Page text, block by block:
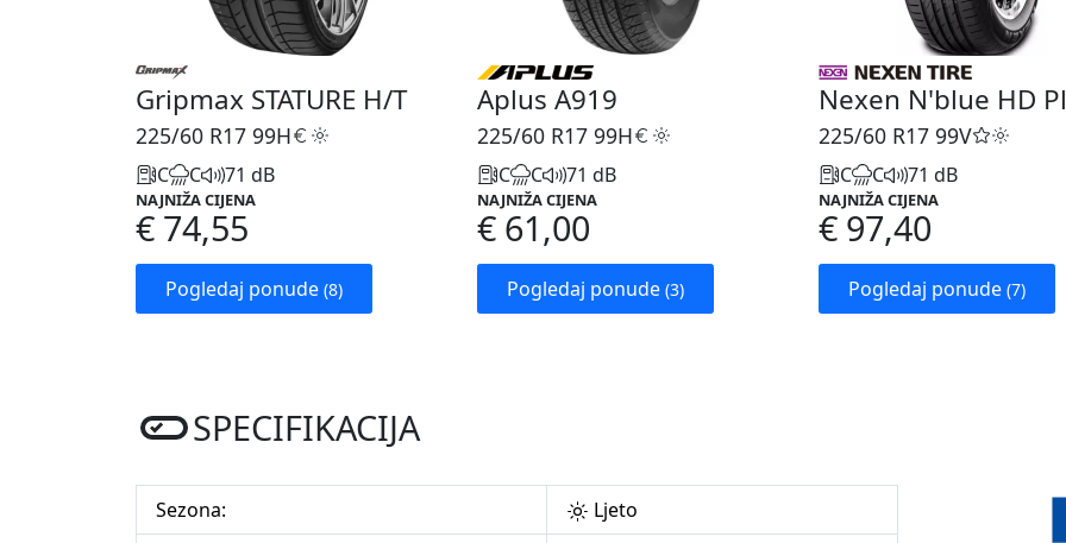
Gripmax STATURE H/T
225/60 R17 99H
C C 71 dB
NAJNIŽA CIJENA
€ 74,55
Pogledaj ponude (8)
Aplus A919
225/60 R17 99H
C C 71 dB
NAJNIŽA CIJENA
€ 61,00
Pogledaj ponude (3)
Nexen N'blue HD
225/60 R17 99V
C C 71 dB
NAJNIŽA CIJENA
€ 97,40
Pogledaj ponude (7)
SPECIFIKACIJA
Sezona:
Ljeto